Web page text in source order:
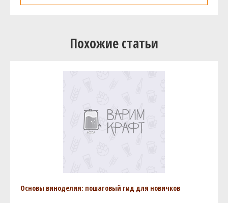
Похожие статьи
Основы виноделия: пошаговый гид для новичков